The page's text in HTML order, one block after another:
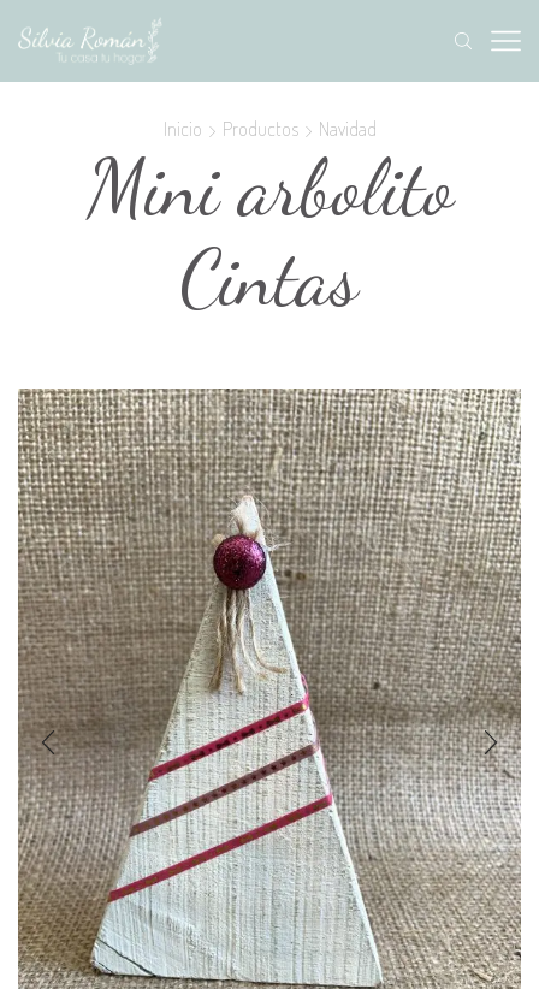
Inicio Productos Navidad
Mini arbolito
Cintas